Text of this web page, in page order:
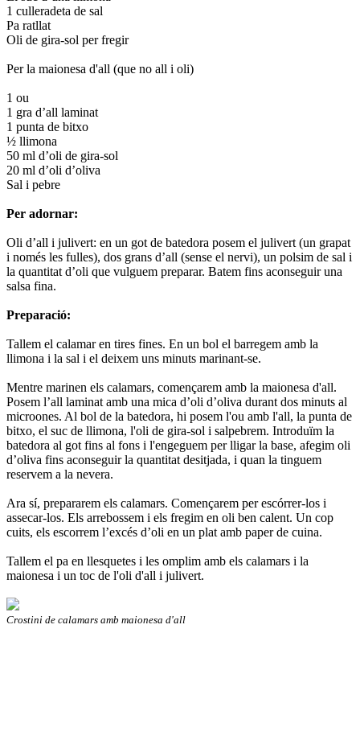
1 culleradeta de sal
Pa ratllat
Oli de gira-sol per fregir
Per la maionesa d'all (que no all i oli)
1 ou
1 gra d’all laminat
1 punta de bitxo
½ llimona
50 ml d’oli de gira-sol
20 ml d’oli d’oliva
Sal i pebre
Per adornar:
Oli d’all i julivert: en un got de batedora posem el julivert (un grapat
i només les fulles), dos grans d’all (sense el nervi), un polsim de sal i
la quantitat d’oli que vulguem preparar. Batem fins aconseguir una
salsa fina.
Preparació:
Tallem el calamar en tires fines. En un bol el barregem amb la
llimona i la sal i el deixem uns minuts marinant-se.
Mentre marinen els calamars, començarem amb la maionesa d'all.
Posem l’all laminat amb una mica d’oli d’oliva durant dos minuts al
microones. Al bol de la batedora, hi posem l'ou amb l'all, la punta de
bitxo, el suc de llimona, l'oli de gira-sol i salpebrem. Introduïm la
batedora al got fins al fons i l'engeguem per lligar la base, afegim oli
d’oliva fins aconseguir la quantitat desitjada, i quan la tinguem
reservem a la nevera.
Ara sí, prepararem els calamars. Començarem per escórrer-los i
assecar-los. Els arrebossem i els fregim en oli ben calent. Un cop
cuits, els escorrem l’excés d’oli en un plat amb paper de cuina.
Tallem el pa en llesquetes i les omplim amb els calamars i la
maionesa i un toc de l'oli d'all i julivert.
Crostini de calamars amb maionesa d'all